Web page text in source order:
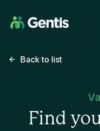
Back to list
Find